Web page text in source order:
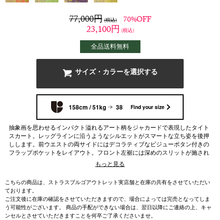
77,000円(税込) 70%OFF
23,100円 (税込)
全品送料無料
サイズ・カラーを選択する
158cm / 51kg 38 Find your size
抽象画を思わせるインパクト溢れるアート柄をジャカードで表現したタイト
スカート。レッグラインに沿うようなシルエットがスマートな立ち姿を後押
しします。前ウエストの両サイドにはデコラティブなビジューボタン付きの
フラップポケットをレイアウト。フロント左裾には深めのスリットが施され
ているので、程よい抜け感があり足捌きも良好。
もっと見る
こちらの商品は、ストラスブルゴアウトレット実店舗と在庫の共有をさせていただい
ております。
ご注文後に在庫の確認をさせていただきますので、場合によっては完売となってしま
う可能性がございます。 商品の手配ができない場合は、翌日以降にご連絡の上、キャ
ンセルとさせていただきますことを何卒ご了承くださいませ。